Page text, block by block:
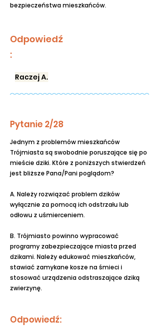
bezpieczeństwa mieszkańców.
Odpowiedź
:
Raczej A.
Pytanie 2/28
Jednym z problemów mieszkańców
Trójmiasta są swobodnie poruszające się po
mieście dziki. Które z poniższych stwierdzeń
jest bliższe Pana/Pani poglądom?
A. Należy rozwiązać problem dzików
wyłącznie za pomocą ich odstrzału lub
odłowu z uśmierceniem.
B. Trójmiasto powinno wypracować
programy zabezpieczające miasta przed
dzikami. Należy edukować mieszkańców,
stawiać zamykane kosze na śmieci i
stosować urządzenia odstraszające dziką
zwierzynę.
Odpowiedź: